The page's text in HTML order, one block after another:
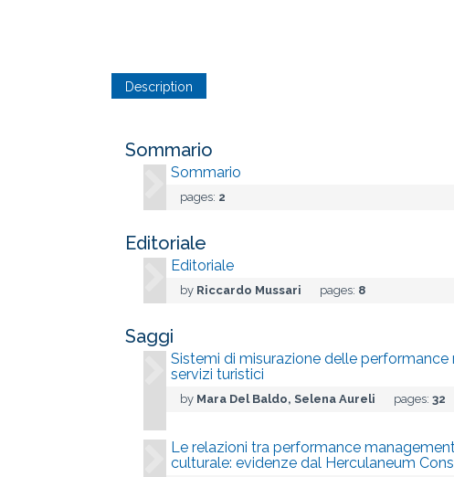
Description
Sommario
Sommario
pages: 2
Editoriale
Editoriale
by Riccardo Mussari pages: 8
Saggi
Sistemi di misurazione delle
servizi turistici
by Mara Del Baldo, Selena Aureli pages: 32
Le relazioni tra performance
culturale: evidenze dal Herculaneum